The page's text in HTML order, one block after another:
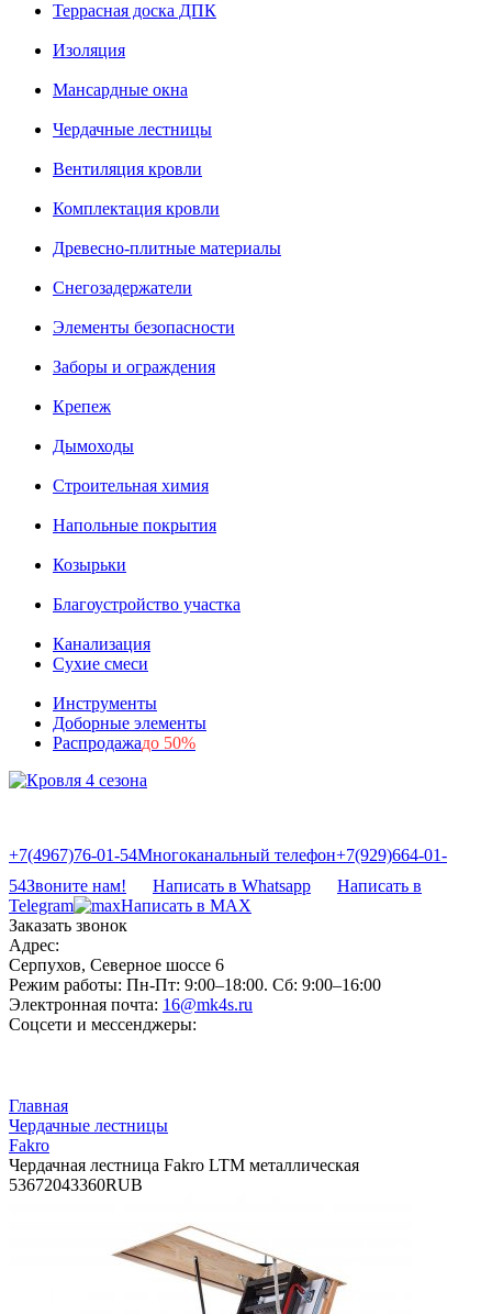
Террасная доска ДПК
Изоляция
Мансардные окна
Чердачные лестницы
Вентиляция кровли
Комплектация кровли
Древесно-плитные материалы
Снегозадержатели
Элементы безопасности
Заборы и ограждения
Крепеж
Дымоходы
Строительная химия
Напольные покрытия
Козырьки
Благоустройство участка
Канализация
Сухие смеси
Инструменты
Доборные элементы
Распродажадо 50%
+7(4967)76-01-54Многоканальный телефон+7(929)664-01-
54Звоните нам! Написать в Whatsapp
Написать в
Telegram
Написать в MAX
Заказать звонок
Адрес:
Серпухов, Северное шоссе 6
Режим работы: Пн-Пт: 9:00–18:00. Сб: 9:00–16:00
Электронная почта: 16@mk4s.ru
Соцсети и мессенджеры:
Главная
Чердачные лестницы
Fakro
Чердачная лестница Fakro LTM металлическая
53672043360RUB